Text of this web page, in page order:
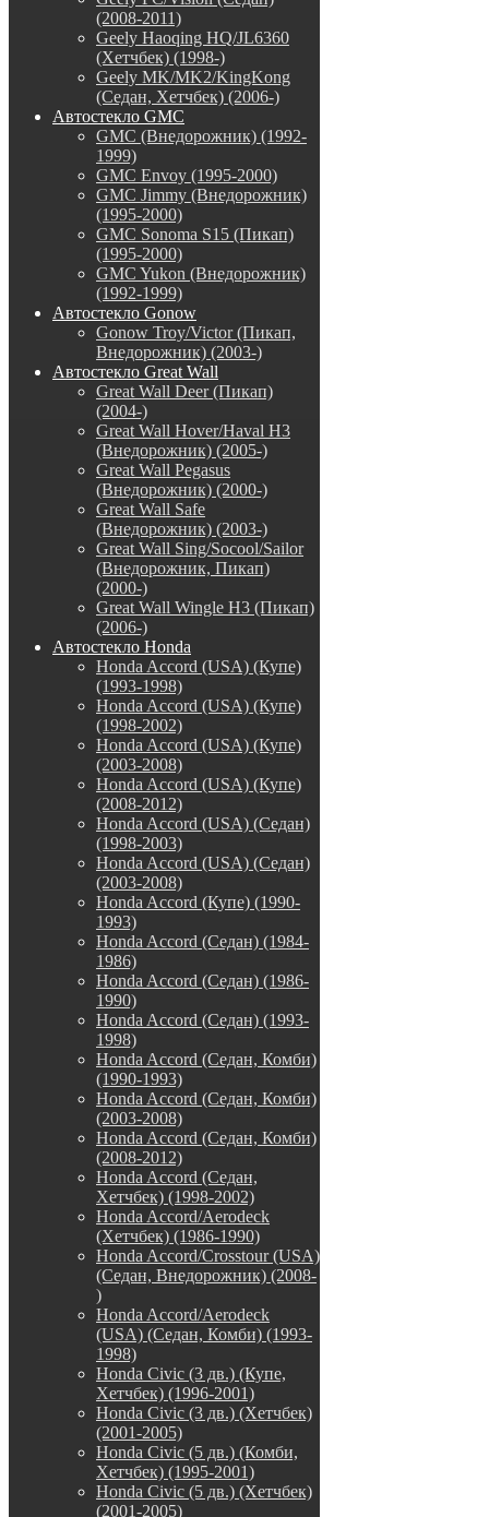
(2008-2011)
Geely Haoqing HQ/JL6360
(Хетчбек) (1998-)
Geely MK/MK2/KingKong
(Седан, Хетчбек) (2006-)
Автостекло GMC
GMC (Внедорожник) (1992-
1999)
GMC Envoy (1995-2000)
GMC Jimmy (Внедорожник)
(1995-2000)
GMC Sonoma S15 (Пикап)
(1995-2000)
GMC Yukon (Внедорожник)
(1992-1999)
Автостекло Gonow
Gonow Troy/Victor (Пикап,
Внедорожник) (2003-)
Автостекло Great Wall
Great Wall Deer (Пикап)
(2004-)
Great Wall Hover/Haval H3
(Внедорожник) (2005-)
Great Wall Pegasus
(Внедорожник) (2000-)
Great Wall Safe
(Внедорожник) (2003-)
Great Wall Sing/Socool/Sailor
(Внедорожник, Пикап)
(2000-)
Great Wall Wingle H3 (Пикап)
(2006-)
Автостекло Honda
Honda Accord (USA) (Купе)
(1993-1998)
Honda Accord (USA) (Купе)
(1998-2002)
Honda Accord (USA) (Купе)
(2003-2008)
Honda Accord (USA) (Купе)
(2008-2012)
Honda Accord (USA) (Седан)
(1998-2003)
Honda Accord (USA) (Седан)
(2003-2008)
Honda Accord (Купе) (1990-
1993)
Honda Accord (Седан) (1984-
1986)
Honda Accord (Седан) (1986-
1990)
Honda Accord (Седан) (1993-
1998)
Honda Accord (Седан, Комби)
(1990-1993)
Honda Accord (Седан, Комби)
(2003-2008)
Honda Accord (Седан, Комби)
(2008-2012)
Honda Accord (Седан,
Хетчбек) (1998-2002)
Honda Accord/Aerodeck
(Хетчбек) (1986-1990)
Honda Accord/Crosstour (USA)
(Седан, Внедорожник) (2008-
)
Honda Accord/Аerodeck
(USA) (Седан, Комби) (1993-
1998)
Honda Civic (3 дв.) (Купе,
Хетчбек) (1996-2001)
Honda Civic (3 дв.) (Хетчбек)
(2001-2005)
Honda Civic (5 дв.) (Комби,
Хетчбек) (1995-2001)
Honda Civic (5 дв.) (Хетчбек)
(2001-2005)